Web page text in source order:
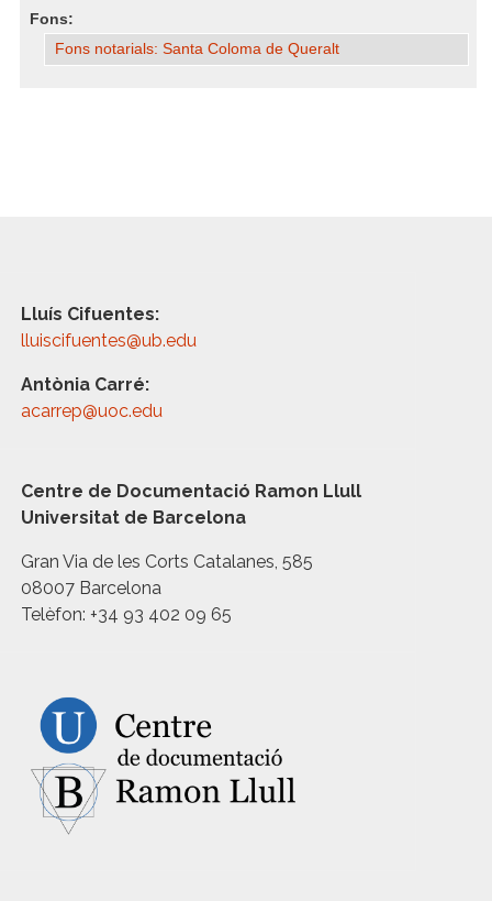
Fons:
Fons notarials: Santa Coloma de Queralt
Lluís Cifuentes:
lluiscifuentes@ub.edu
Antònia Carré:
acarrep@uoc.edu
Centre de Documentació Ramon Llull
Universitat de Barcelona
Gran Via de les Corts Catalanes, 585
08007 Barcelona
Telèfon: +34 93 402 09 65